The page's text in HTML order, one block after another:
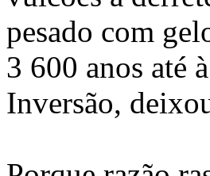
pesado com
3 600 anos até
Inversão,